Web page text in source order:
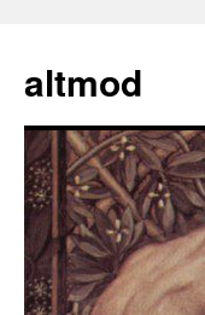
springen
altmod